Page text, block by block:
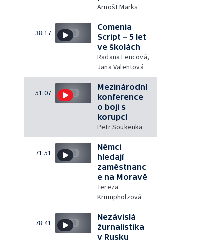
Arnošt Marks
38:17
Comenia
Script – 5 let
ve školách
Radana Lencová,
Jana Valentová
51:07
Mezinárodní
konference
o boji s
korupcí
Petr Soukenka
71:51
Němci
hledají
zaměstnanc
e na Moravě
Tereza
Krumpholzová
78:41
Nezávislá
žurnalistika
v Rusku